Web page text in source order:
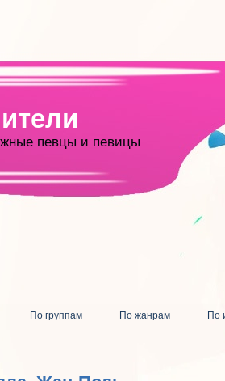
певцы и певицы
По группам По жанрам По